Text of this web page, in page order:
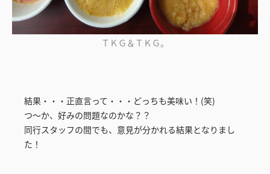
ＴＫＧ＆ＴＫＧ。
結果・・・正直言って・・・どっちも美味い！(笑)
つ～か、好みの問題なのかな？？
同行スタッフの間でも、意見が分かれる結果となりまし
た！